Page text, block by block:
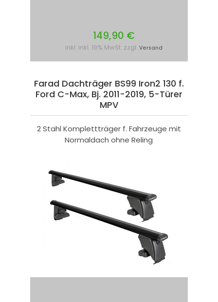
149,90 €
inkl. inkl. 19% MwSt. zzgl. Versand
Farad Dachträger BS99 Iron2 130 f.
Ford C-Max, Bj. 2011-2019, 5-Türer
MPV
2 Stahl Komplettträger f. Fahrzeuge mit
Normaldach ohne Reling